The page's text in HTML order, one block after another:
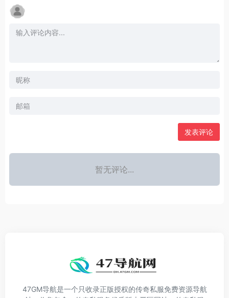
发表评论
暂无评论...
47GM导航是一个只收录正版授权的传奇私服免费资源导航